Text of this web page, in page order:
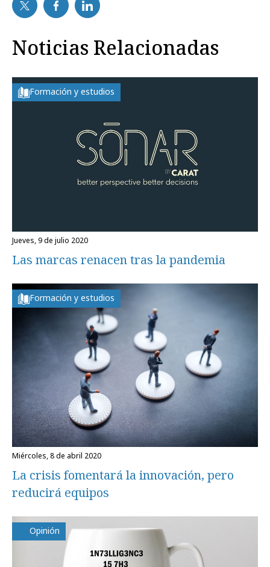
Noticias Relacionadas
Formación y estudios
jueves, 9 de julio 2020
Las marcas renacen tras la pandemia
Formación y estudios
miércoles, 8 de abril 2020
La crisis fomentará la innovación, pero
reducirá equipos
Opinión